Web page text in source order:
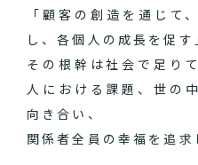
「顧客の創造を通じて
し、各個人の成長を促す
その根幹は社会で足り
人における課題、世の
向き合い、
関係者全員の幸福を追求